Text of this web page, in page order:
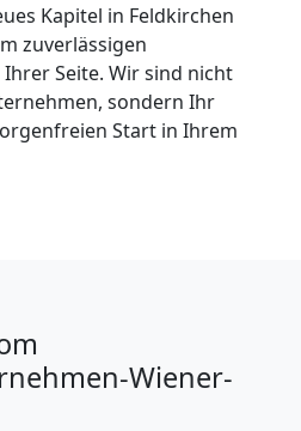
Kapitel in Feldkirchen
zuverlässigen
Seite. Wir sind nicht
sondern Ihr
Start in Ihrem
Wiener-